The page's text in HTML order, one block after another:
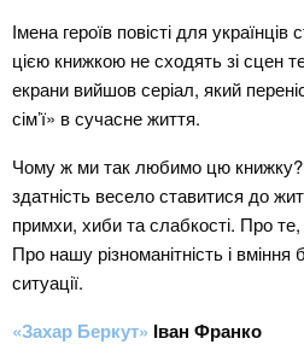
Імена героїв повісті для
цією книжкою не сходять зі сцен
екрани вийшов серіал, який
сім’ї» в сучасне життя.
Чому ж ми так любимо цю
здатність весело ставитися до
примхи, хиби та слабкості. Про
Про нашу різноманітність і
ситуації.
«Захар Беркут» Іван Франко